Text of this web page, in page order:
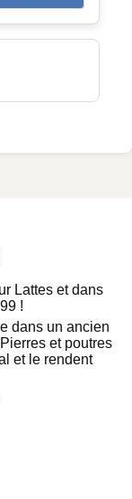
Lattes et dans
!
dans un ancien
et poutres
et le rendent